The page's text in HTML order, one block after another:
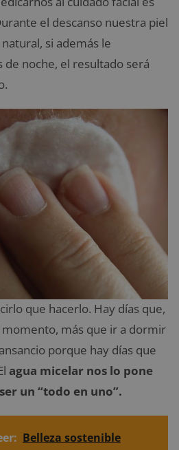
el descanso nuestra piel
si además le
de noche, el resultado será
que hacerlo. Hay días que,
más que ir a dormir
porque hay días que
agua micelar nos lo pone
un “todo en uno”.
Belleza sostenible